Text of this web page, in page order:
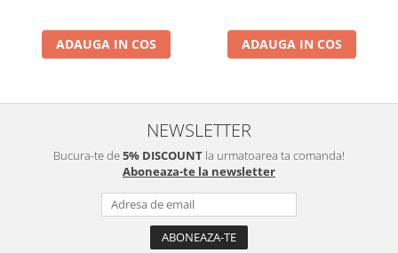
ADAUGA IN COS ADAUGA IN COS
NEWSLETTER
Bucura-te de5% DISCOUNT la urmatoarea ta comanda!
Aboneaza-te la newsletter